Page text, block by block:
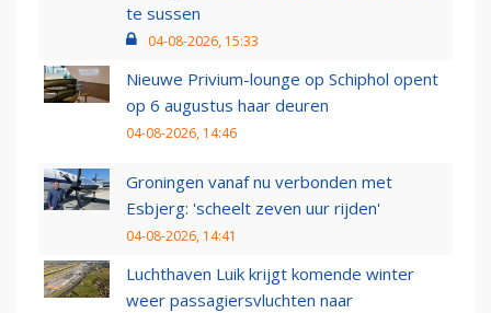
te sussen
04-08-2026, 15:33
Nieuwe Privium-lounge op Schiphol opent
op 6 augustus haar deuren
04-08-2026, 14:46
Groningen vanaf nu verbonden met
Esbjerg: 'scheelt zeven uur rijden'
04-08-2026, 14:41
Luchthaven Luik krijgt komende winter
weer passagiersvluchten naar